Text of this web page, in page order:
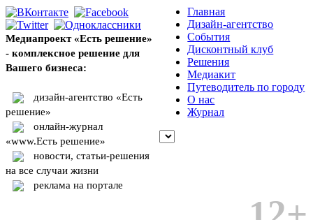
Медиапроект «Есть решение»
- комплексное решение для
Вашего бизнеса:
дизайн-агентство «Есть
решение»
онлайн-журнал
«www.Есть решение»
новости, статьи-решения
на все случаи жизни
реклама на портале
Главная
Дизайн-агентство
События
Дисконтный клуб
Решения
Медиакит
Путеводитель по городу
О нас
Журнал